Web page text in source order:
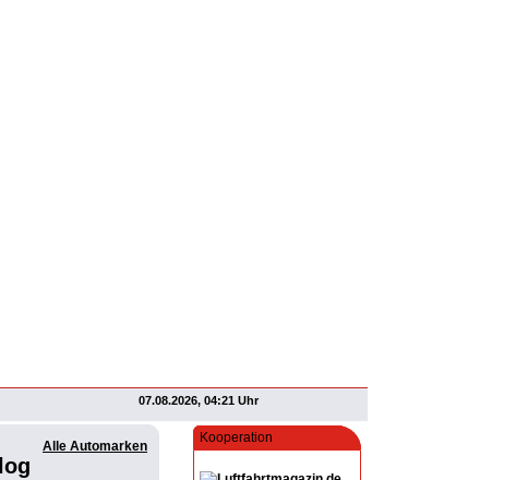
07.08.2026, 04:21 Uhr
Kooperation
Alle Automarken